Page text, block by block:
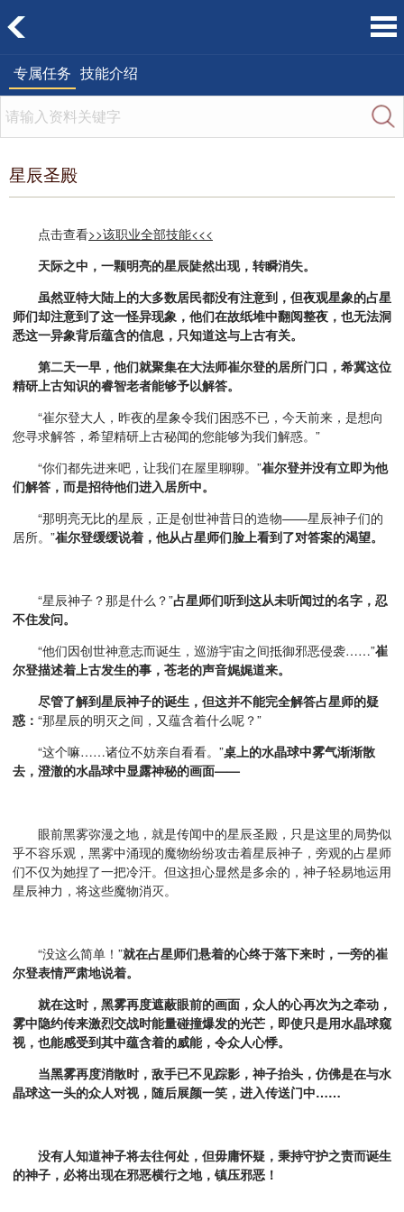
专属任务 技能介绍
星辰圣殿
点击查看>>该职业全部技能<<<
天际之中，一颗明亮的星辰陡然出现，转瞬消失。
虽然亚特大陆上的大多数居民都没有注意到，但夜观星象的占星
师们却注意到了这一怪异现象，他们在故纸堆中翻阅整夜，也无法洞
悉这一异象背后蕴含的信息，只知道这与上古有关。
第二天一早，他们就聚集在大法师崔尔登的居所门口，希冀这位
精研上古知识的睿智老者能够予以解答。
“崔尔登大人，昨夜的星象令我们困惑不已，今天前来，是想向
您寻求解答，希望精研上古秘闻的您能够为我们解惑。”
“你们都先进来吧，让我们在屋里聊聊。”崔尔登并没有立即为他
们解答，而是招待他们进入居所中。
“那明亮无比的星辰，正是创世神昔日的造物——星辰神子们的
居所。”崔尔登缓缓说着，他从占星师们脸上看到了对答案的渴望。
“星辰神子？那是什么？”占星师们听到这从未听闻过的名字，忍
不住发问。
“他们因创世神意志而诞生，巡游宇宙之间抵御邪恶侵袭……”崔
尔登描述着上古发生的事，苍老的声音娓娓道来。
尽管了解到星辰神子的诞生，但这并不能完全解答占星师的疑
惑： “那星辰的明灭之间，又蕴含着什么呢？”
“这个嘛……诸位不妨亲自看看。”桌上的水晶球中雾气渐渐散
去，澄澈的水晶球中显露神秘的画面——
眼前黑雾弥漫之地，就是传闻中的星辰圣殿，只是这里的局势似
乎不容乐观，黑雾中涌现的魔物纷纷攻击着星辰神子，旁观的占星师
们不仅为她捏了一把冷汗。但这担心显然是多余的，神子轻易地运用
星辰神力，将这些魔物消灭。
“没这么简单！”就在占星师们悬着的心终于落下来时，一旁的崔
尔登表情严肃地说着。
就在这时，黑雾再度遮蔽眼前的画面，众人的心再次为之牵动，
雾中隐约传来激烈交战时能量碰撞爆发的光芒，即使只是用水晶球窥
视，也能感受到其中蕴含着的威能，令众人心悸。
当黑雾再度消散时，敌手已不见踪影，神子抬头，仿佛是在与水
晶球这一头的众人对视，随后展颜一笑，进入传送门中……
没有人知道神子将去往何处，但毋庸怀疑，秉持守护之责而诞生
的神子，必将出现在邪恶横行之地，镇压邪恶！